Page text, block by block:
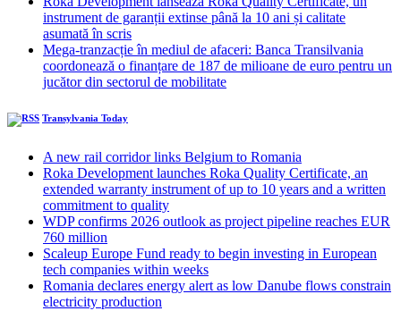
instrument de garanții extinse până la 10 ani și calitate
asumată în scris
Mega-tranzacție în mediul de afaceri: Banca Transilvania
coordonează o finanțare de 187 de milioane de euro pentru un
jucător din sectorul de mobilitate
Transylvania Today
A new rail corridor links Belgium to Romania
Roka Development launches Roka Quality Certificate, an
extended warranty instrument of up to 10 years and a written
commitment to quality
WDP confirms 2026 outlook as project pipeline reaches EUR
760 million
Scaleup Europe Fund ready to begin investing in European
tech companies within weeks
Romania declares energy alert as low Danube flows constrain
electricity production